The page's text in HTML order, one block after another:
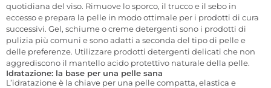
quotidiana del viso. Rimuove lo sporco, il trucco e il sebo in
eccesso e prepara la pelle in modo ottimale per i prodotti di cura
successivi. Gel, schiume o creme detergenti sono i prodotti di
pulizia più comuni e sono adatti a seconda del tipo di pelle e
delle preferenze. Utilizzare prodotti detergenti delicati che non
aggrediscono il mantello acido protettivo naturale della pelle.
Idratazione: la base per una pelle sana
L’idratazione è la chiave per una pelle compatta, elastica e